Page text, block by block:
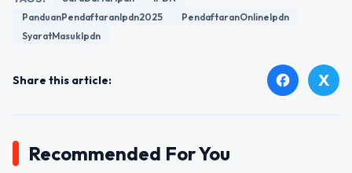
PanduanPendaftaranIpdn2025
PendaftaranOnlineIpdn
SyaratMasukIpdn
Share this article: facebook X
Recommended For You